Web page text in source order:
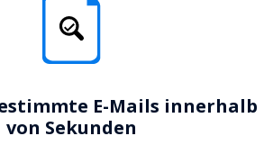
E-Mails innerhalb
von Sekunden